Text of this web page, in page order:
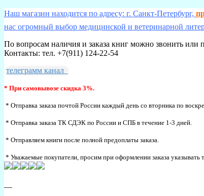
Наш магазин находится по адресу: г. Санкт-Петербург,
нас огромный выбор медицинской и ветеринарной
По вопросам наличия и заказа книг можно звонить или
Контакты: тел. +7(911) 124-22-54
телеграмм канал
* При самовывозе скидка 3%.
* Отправка заказа почтой России каждый день со вторника по
* Отправка заказа ТК СДЭК по России и СПБ в течение 1-3 дней.
* Отправляем книги после полной предоплаты заказа.
* Уважаемые покупатели, просим при оформлении заказа